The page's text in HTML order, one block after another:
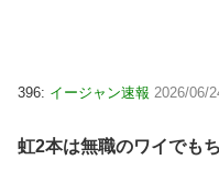
396: イージャン速報 2026/06/
虹2本は無職のワイでも